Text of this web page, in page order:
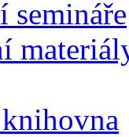
semináře